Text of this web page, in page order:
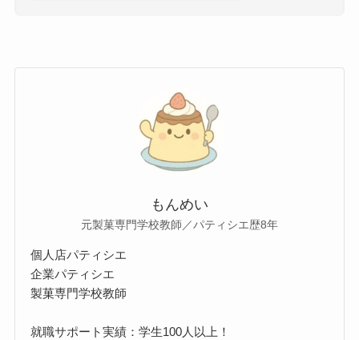
もんめい
元製菓専門学校教師／パティシエ歴8年
個人店パティシエ
企業パティシエ
製菓専門学校教師
就職サポート実績：学生100人以上！